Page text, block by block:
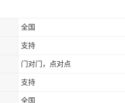
全国
支持
门对门，点对点
支持
全国